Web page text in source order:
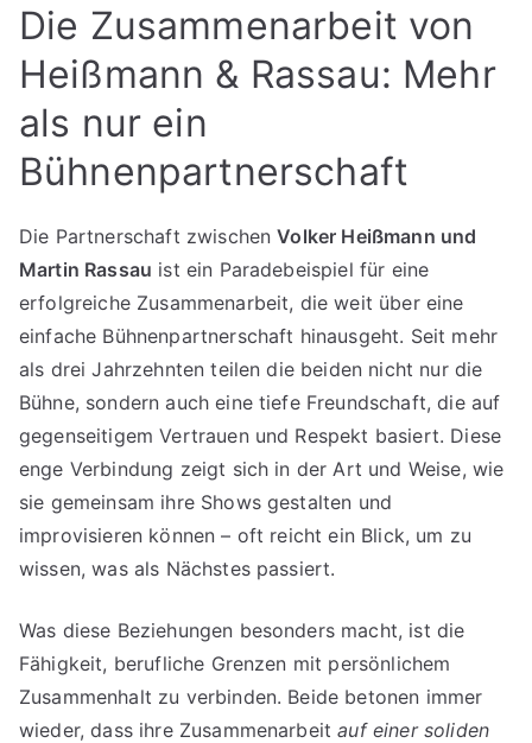
Die Zusammenarbeit von
Heißmann & Rassau: Mehr
als nur ein
Bühnenpartnerschaft
Die Partnerschaft zwischenVolker Heißmann und
Martin Rassau ist ein Paradebeispiel für eine
erfolgreiche Zusammenarbeit, die weit über eine
einfache Bühnenpartnerschaft hinausgeht. Seit mehr
als drei Jahrzehnten teilen die beiden nicht nur die
Bühne, sondern auch eine tiefe Freundschaft, die auf
gegenseitigem Vertrauen und Respekt basiert. Diese
enge Verbindung zeigt sich in der Art und Weise, wie
sie gemeinsam ihre Shows gestalten und
improvisieren können – oft reicht ein Blick, um zu
wissen, was als Nächstes passiert.
Was diese Beziehungen besonders macht, ist die
Fähigkeit, berufliche Grenzen mit persönlichem
Zusammenhalt zu verbinden. Beide betonen immer
wieder, dass ihre Zusammenarbeitauf einer soliden